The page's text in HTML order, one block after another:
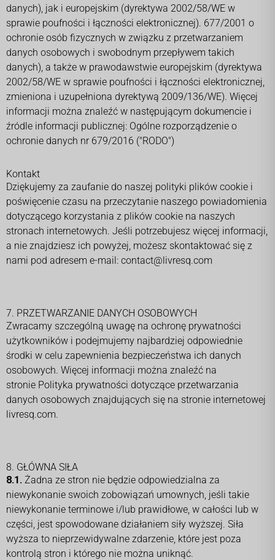
danych), jak i europejskim (dyrektywa 2002/58/WE w
sprawie poufności i łączności elektronicznej). 677/2001 o
ochronie osób fizycznych w związku z przetwarzaniem
danych osobowych i swobodnym przepływem takich
danych), a także w prawodawstwie europejskim (dyrektywa
2002/58/WE w sprawie poufności i łączności elektronicznej,
zmieniona i uzupełniona dyrektywą 2009/136/WE). Więcej
informacji można znaleźć w następującym dokumencie i
źródle informacji publicznej: Ogólne rozporządzenie o
ochronie danych nr 679/2016 ("RODO")
Kontakt
Dziękujemy za zaufanie do naszej polityki plików cookie i
poświęcenie czasu na przeczytanie naszego powiadomienia
dotyczącego korzystania z plików cookie na naszych
stronach internetowych. Jeśli potrzebujesz więcej informacji,
a nie znajdziesz ich powyżej, możesz skontaktować się z
nami pod adresem e-mail: contact@livresq.com
7. PRZETWARZANIE DANYCH OSOBOWYCH
Zwracamy szczególną uwagę na ochronę prywatności
użytkowników i podejmujemy najbardziej odpowiednie
środki w celu zapewnienia bezpieczeństwa ich danych
osobowych. Więcej informacji można znaleźć na
stronie Polityka prywatności dotyczące przetwarzania
danych osobowych znajdujących się na stronie internetowej
livresq.com.
8. GŁÓWNA SIŁA
8.1. Żadna ze stron nie będzie odpowiedzialna za
niewykonanie swoich zobowiązań umownych, jeśli takie
niewykonanie terminowe i/lub prawidłowe, w całości lub w
części, jest spowodowane działaniem siły wyższej. Siła
wyższa to nieprzewidywalne zdarzenie, które jest poza
kontrolą stron i którego nie można uniknąć.